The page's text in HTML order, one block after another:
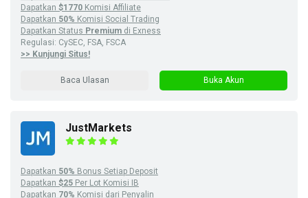
Dapatkan $1770 Komisi Affiliate
Dapatkan 50% Komisi Social Trading
Dapatkan Status Premium di Exness
Regulasi: CySEC, FSA, FSCA
>> Kunjungi Situs!
Baca Ulasan Buka Akun
JustMarkets
Dapatkan 50% Bonus Setiap Deposit
Dapatkan $25 Per Lot Komisi IB
Dapatkan 70% Komisi dari Penyalin